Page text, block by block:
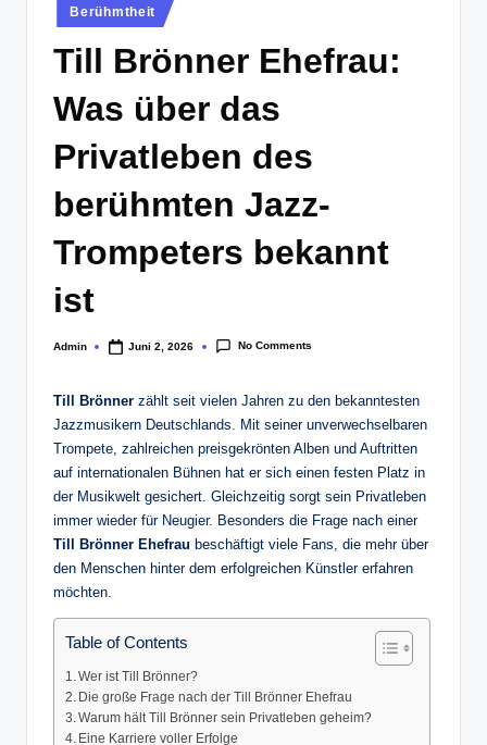
Posted
in
Berühmtheit
Till Brönner Ehefrau:
Was über das
Privatleben des
berühmten Jazz-
Trompeters bekannt
ist
Posted
Admin Juni 2, 2026 No Comments
Till Brönner zählt seit vielen Jahren zu den bekanntesten
Jazzmusikern Deutschlands. Mit seiner unverwechselbaren
Trompete, zahlreichen preisgekrönten Alben und Auftritten
auf internationalen Bühnen hat er sich einen festen Platz in
der Musikwelt gesichert. Gleichzeitig sorgt sein Privatleben
immer wieder für Neugier. Besonders die Frage nach einer
Till Brönner Ehefrau beschäftigt viele Fans, die mehr über
den Menschen hinter dem erfolgreichen Künstler erfahren
möchten.
Table of Contents
Wer ist Till Brönner?
Die große Frage nach der Till Brönner Ehefrau
Warum hält Till Brönner sein Privatleben geheim?
Eine Karriere voller Erfolge